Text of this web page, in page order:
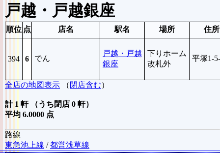
戸越・戸越銀座
順位 点 店名 駅名 場所 住所
394 6 でん
戸越・戸越
銀座
下りホーム
改札外
平塚1-
全店の地図表示 （ 閉店含む）
計 1 軒 （うち閉店 0 軒）
平均 6.0000 点
路線
東急池上線 /都営浅草線